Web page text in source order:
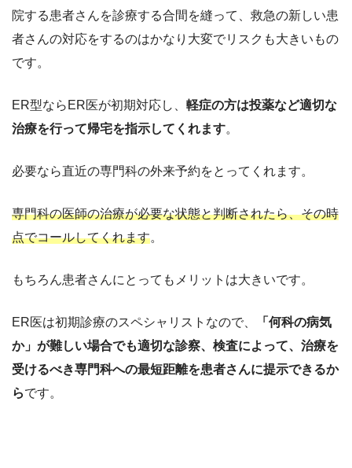
院する患者さんを診療する合間を縫って、救急の新しい患
者さんの対応をするのはかなり大変でリスクも大きいもの
です。
ER型ならER医が初期対応し、 軽症の方は投薬など適切な
治療を行って帰宅を指示してくれます。
必要なら直近の専門科の外来予約をとってくれます。
専門科の医師の治療が必要な状態と判断されたら、その時
点でコールしてくれます。
もちろん患者さんにとってもメリットは大きいです。
ER医は初期診療のスペシャリストなので、
「何科の病気
か」が難しい場合でも適切な診察、検査によって、治療を
受けるべき専門科への最短距離を患者さんに提示できるか
らです。